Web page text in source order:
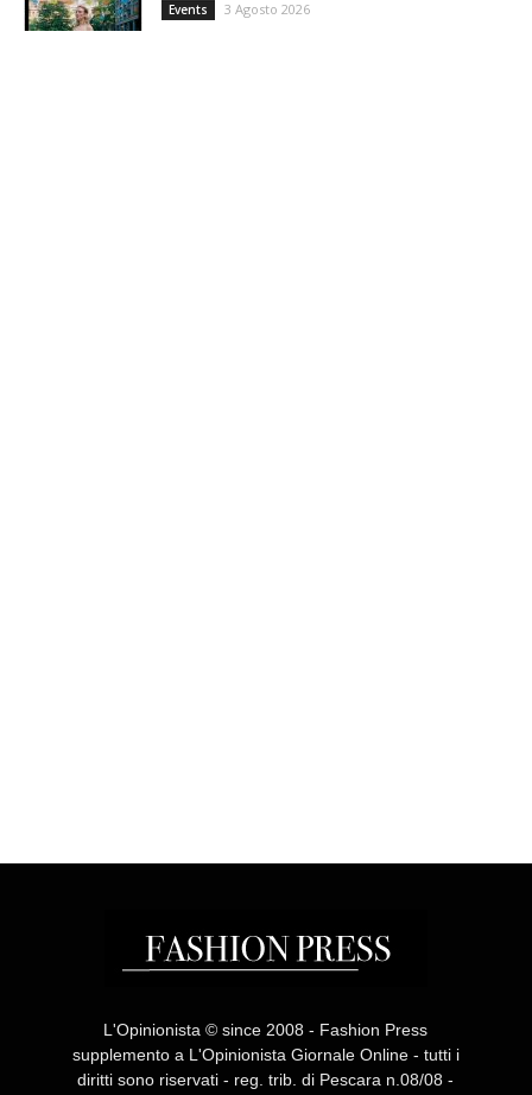
Events 3 Agosto 2026
L'Opinionista © since 2008 - Fashion Press
supplemento a L'Opinionista Giornale Online - tutti i
diritti sono riservati - reg. trib. di Pescara n.08/08 -